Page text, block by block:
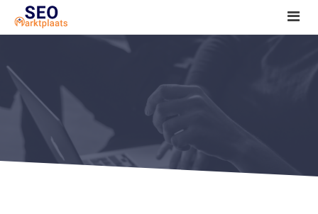
SEO tools reviews
Marketeer bij jou in de buurt?
Offerte
1. Seo voor beginners +
2. Onderzoeken +